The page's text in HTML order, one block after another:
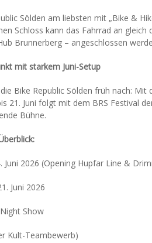
Sölden am liebsten mit „Bike &
Schloss kann das Fahrrad an
Brunnerberg – angeschlossen
mit starkem Juni-Setup
Bike Republic Sölden früh nach:
21. Juni folgt mit dem BRS Festival
Bühne.
Juni 2026 (Opening Hupfar Line &
Juni 2026
Show
Kult-Teambewerb)